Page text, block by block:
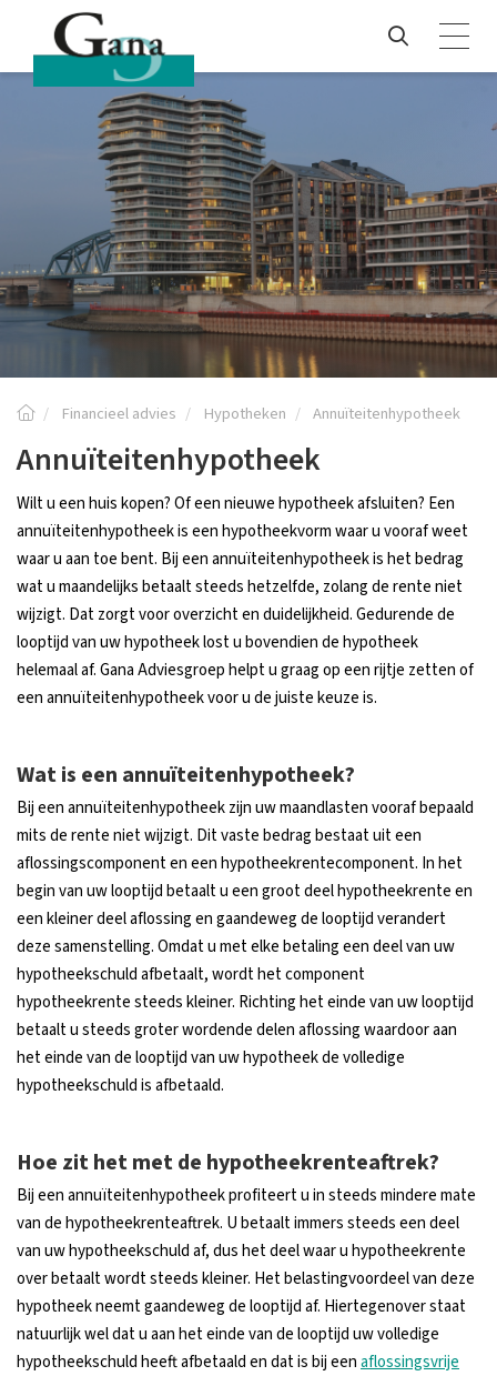
Financieel advies Hypotheken Annuïteitenhypotheek
Annuïteitenhypotheek
Wilt u een huis kopen? Of een nieuwe hypotheek afsluiten? Een
annuïteitenhypotheek is een hypotheekvorm waar u vooraf weet
waar u aan toe bent. Bij een annuïteitenhypotheek is het bedrag
wat u maandelijks betaalt steeds hetzelfde, zolang de rente niet
wijzigt. Dat zorgt voor overzicht en duidelijkheid. Gedurende de
looptijd van uw hypotheek lost u bovendien de hypotheek
helemaal af. Gana Adviesgroep helpt u graag op een rijtje zetten of
een annuïteitenhypotheek voor u de juiste keuze is.
Wat is een annuïteitenhypotheek?
Bij een annuïteitenhypotheek zijn uw maandlasten vooraf bepaald
mits de rente niet wijzigt. Dit vaste bedrag bestaat uit een
aflossingscomponent en een hypotheekrentecomponent. In het
begin van uw looptijd betaalt u een groot deel hypotheekrente en
een kleiner deel aflossing en gaandeweg de looptijd verandert
deze samenstelling. Omdat u met elke betaling een deel van uw
hypotheekschuld afbetaalt, wordt het component
hypotheekrente steeds kleiner. Richting het einde van uw looptijd
betaalt u steeds groter wordende delen aflossing waardoor aan
het einde van de looptijd van uw hypotheek de volledige
hypotheekschuld is afbetaald.
Hoe zit het met de hypotheekrenteaftrek?
Bij een annuïteitenhypotheek profiteert u in steeds mindere mate
van de hypotheekrenteaftrek. U betaalt immers steeds een deel
van uw hypotheekschuld af, dus het deel waar u hypotheekrente
over betaalt wordt steeds kleiner. Het belastingvoordeel van deze
hypotheek neemt gaandeweg de looptijd af. Hiertegenover staat
natuurlijk wel dat u aan het einde van de looptijd uw volledige
hypotheekschuld heeft afbetaald en dat is bij eenaflossingsvrije